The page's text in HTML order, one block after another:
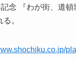
念 『わが街、道
。